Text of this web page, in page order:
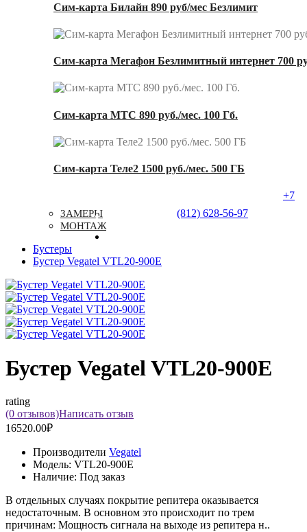
Сим-карта Билайн 890 руб/мес Безлимит
Сим-карта Мегафон Безлимитный интернет 700
Сим-карта МТС 890 руб./мес. 100 Гб.
Сим-карта Теле2 1500 руб./мес. 500 ГБ
ЗАМЕРЫ
МОНТАЖ
+7
(812) 628-56-97
Бустеры
Бустер Vegatel VTL20-900E
Бустер Vegatel VTL20-900E
rating
(0 отзывов)Написать отзыв
16520.00₽
Производители Vegatel
Модель: VTL20-900E
Наличие: Под заказ
В отдельных случаях покрытие репитера оказывается
недостаточным. В основном это происходит по трем
причинам: Мощность сигнала на выходе из репитера н..